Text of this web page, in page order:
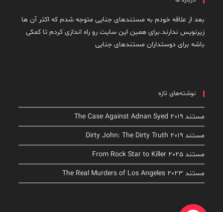
بعد از علاقه خودم به مستندهای جنایی متوجه شدم که اکثر آن ها
زیرنویس ندارند.برای همین این سایت رو راه اندازی کردم تا کمکی
باشه برای دوستداران مستندهای جنایی
نوشته‌های تازه
مستند The Case Against Adnan Syed 2019
مستند Dirty John: The Dirty Truth 2019
مستند From Rock Star to Killer 2025
مستند The Real Murders of Los Angeles 2023